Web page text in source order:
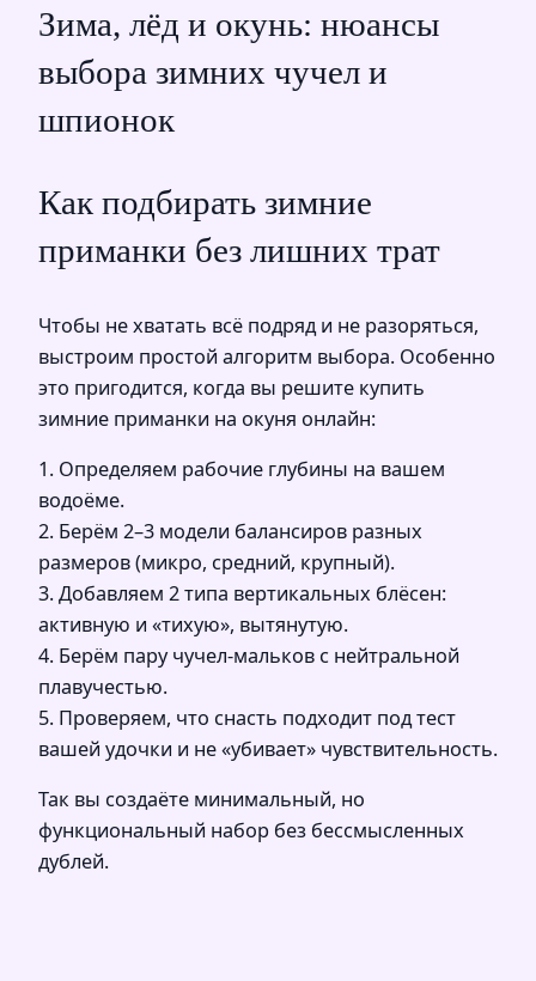
Зима, лёд и окунь: нюансы
выбора зимних чучел и
шпионок
Как подбирать зимние
приманки без лишних трат
Чтобы не хватать всё подряд и не разоряться,
выстроим простой алгоритм выбора. Особенно
это пригодится, когда вы решите купить
зимние приманки на окуня онлайн:
1. Определяем рабочие глубины на вашем
водоёме.
2. Берём 2–3 модели балансиров разных
размеров (микро, средний, крупный).
3. Добавляем 2 типа вертикальных блёсен:
активную и «тихую», вытянутую.
4. Берём пару чучел-мальков с нейтральной
плавучестью.
5. Проверяем, что снасть подходит под тест
вашей удочки и не «убивает» чувствительность.
Так вы создаёте минимальный, но
функциональный набор без бессмысленных
дублей.